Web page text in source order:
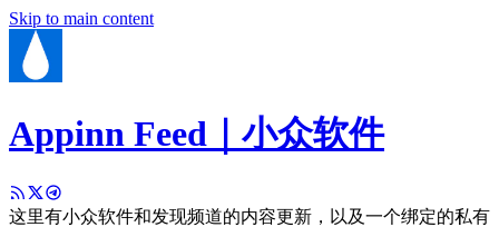
Skip to main content
Appinn Feed｜小众软件
这里有小众软件和发现频道的内容更新，以及一个绑定的私有